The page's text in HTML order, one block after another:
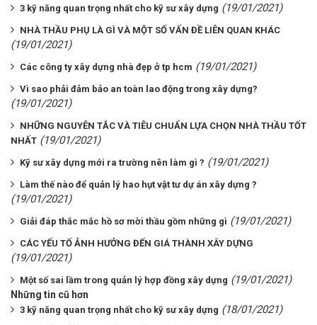
3 kỹ năng quan trọng nhất cho kỹ sư xây dựng (19/01/2021)
NHÀ THẦU PHỤ LÀ GÌ VÀ MỘT SỐ VẤN ĐỀ LIÊN QUAN KHÁC
(19/01/2021)
Các công ty xây dựng nhà đẹp ở tp hcm (19/01/2021)
Vì sao phải đảm bảo an toàn lao động trong xây dựng?
(19/01/2021)
NHỮNG NGUYÊN TẮC VÀ TIÊU CHUẨN LỰA CHỌN NHÀ THẦU TỐT
NHẤT (19/01/2021)
Kỹ sư xây dựng mới ra trường nên làm gì ? (19/01/2021)
Làm thế nào để quản lý hao hụt vật tư dự án xây dựng ?
(19/01/2021)
Giải đáp thắc mắc hồ sơ mời thầu gồm những gì (19/01/2021)
CÁC YẾU TỐ ẢNH HƯỞNG ĐẾN GIÁ THÀNH XÂY DỰNG
(19/01/2021)
Một số sai lầm trong quản lý hợp đồng xây dựng (19/01/2021)
Những tin cũ hơn
3 kỹ năng quan trọng nhất cho kỹ sư xây dựng (18/01/2021)